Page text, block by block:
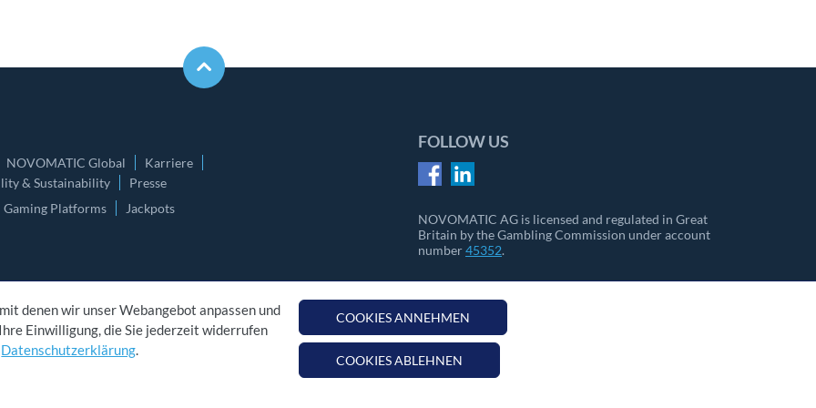
NOVOMATIC Global
Karriere
& Sustainability
Presse
Gaming Platforms Jackpots
FOLLOW US
NOVOMATIC AG is licensed and regulated in Great
Britain by the Gambling Commission under account
number45352.
denen wir unser Webangebot anpassen und
Einwilligung, die Sie jederzeit widerrufen
Datenschutzerklärung.
COOKIES ANNEHMEN
COOKIES ABLEHNEN